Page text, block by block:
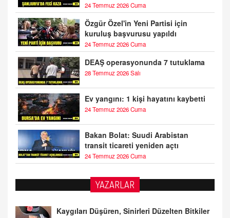
24 Temmuz 2026 Cuma
Özgür Özel'in Yeni Partisi için
kuruluş başvurusu yapıldı
24 Temmuz 2026 Cuma
DEAŞ operasyonunda 7 tutuklama
28 Temmuz 2026 Salı
Ev yangını: 1 kişi hayatını kaybetti
24 Temmuz 2026 Cuma
Bakan Bolat: Suudi Arabistan
transit ticareti yeniden açtı
24 Temmuz 2026 Cuma
YAZARLAR
DOKTOR CİVANIM